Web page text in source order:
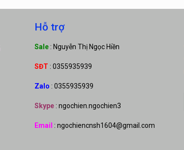
Hỗ trợ
Sale : Nguyễn Thị Ngọc Hiền
SĐT : 0355935939
Zalo : 0355935939
Skype : ngochien.ngochien3
Email : ngochiencnsh1604@gmail.com